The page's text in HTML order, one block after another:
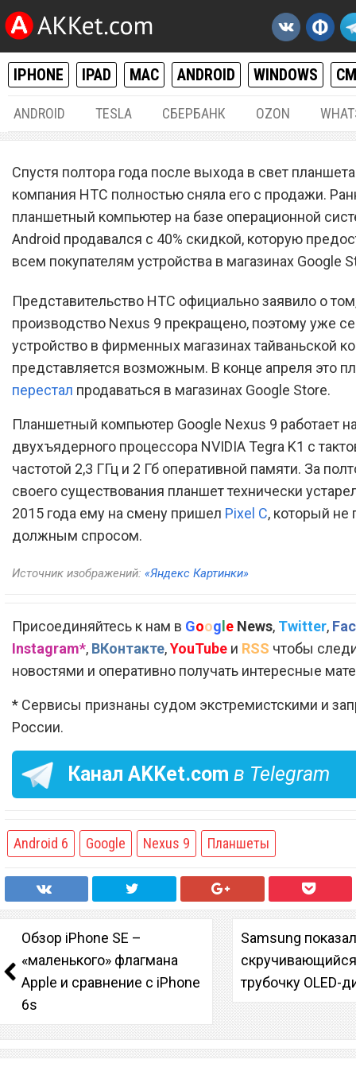
IPHONE IPAD MAC ANDROID WINDOWS
ANDROID TESLA СБЕРБАНК OZON
Google и HTC прекратили
официальные продажи
планшета Nexus 9
Спустя полтора года после выхода в свет
компания HTC полностью сняла его с продажи.
планшетный компьютер на базе операционной
Android продавался с 40% скидкой, которую
всем покупателям устройства в магазинах Google
Представительство HTC официально заявило о
производство Nexus 9 прекращено, поэтому уже
устройство в фирменных магазинах тайваньской
представляется возможным. В конце апреля это
перестал продаваться в магазинах Google Store.
Планшетный компьютер Google Nexus 9 работает
двухъядерного процессора NVIDIA Tegra K1 с
частотой 2,3 ГГц и 2 Гб оперативной памяти. За
своего существования планшет технически
2015 года ему на смену пришел Pixel C, который не
должным спросом.
Источник изображений: «Яндекс Картинки»
Присоединяйтесь к нам в Goog e News, Twitter,
Instagram*, ВКонтакте,YouTube и RSS чтобы
новостями и оперативно получать интересные
* Сервисы признаны судом экстремистскими и
России.
Канал AKKet.com в Telegram
Android 6 Google Nexus 9 Планшеты
Обзор iPhone SE –
«маленького» флагмана
Apple и сравнение с iPhone
6s
Samsung
трубочку OLED-